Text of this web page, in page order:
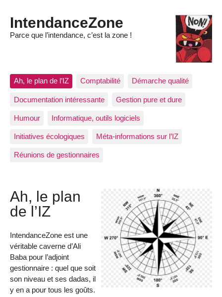
IntendanceZone
Parce que l’intendance, c’est la zone !
Ah, le plan de l’IZ Comptabilité Démarche qualité
Documentation intéressante Gestion pure et dure
Humour Informatique, outils logiciels
Initiatives écologiques Méta-informations sur l’IZ
Réunions de gestionnaires
Ah, le plan
de l’IZ
IntendanceZone est une
véritable caverne d’Ali
Baba pour l’adjoint
gestionnaire : quel que soit
son niveau et ses dadas, il
y en a pour tous les goûts.